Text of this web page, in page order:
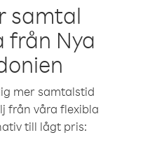
samtal
från Nya
mer samtalstid
från våra flexibla
till lågt pris: